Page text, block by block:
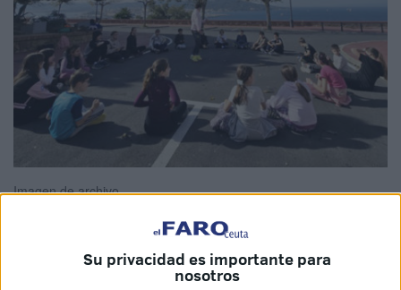
Su privacidad es importante para
nosotros
Imagen de archivo
La Consejería de Educación, Cultura y Juventud del